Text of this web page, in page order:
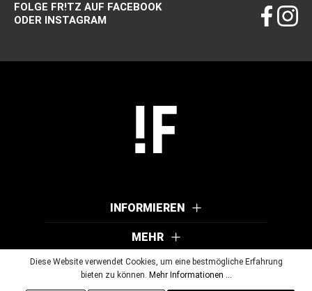
FOLGE FR!TZ AUF FACEBOOK
ODER INSTAGRAM
INFORMIEREN
MEHR
Diese Website verwendet Cookies, um eine bestmögliche Erfahrung
bieten zu können. Mehr Informationen ...